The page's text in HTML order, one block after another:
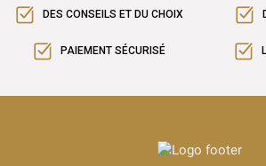
DES CONSEILS ET DU CHOIX
PAIEMENT SÉCURISÉ